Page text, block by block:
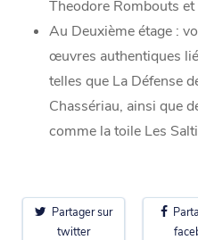
Theodore Rombouts
Au Deuxième étage :
œuvres authentiques
telles que La Défense
Chassériau, ainsi que
comme la toile Les
Partager sur
twitter